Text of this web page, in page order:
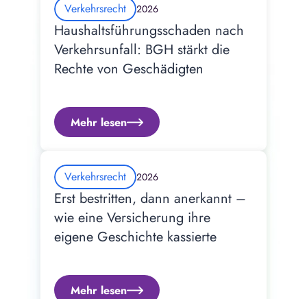
Verkehrsrecht 2026
Haushaltsführungsschaden nach
Verkehrsunfall: BGH stärkt die
Rechte von Geschädigten
Mehr lesen
Verkehrsrecht 2026
Erst bestritten, dann anerkannt –
wie eine Versicherung ihre
eigene Geschichte kassierte
Mehr lesen